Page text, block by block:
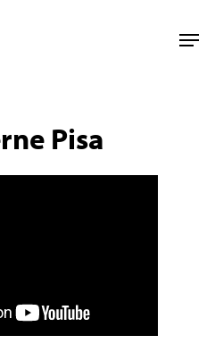
Pisa